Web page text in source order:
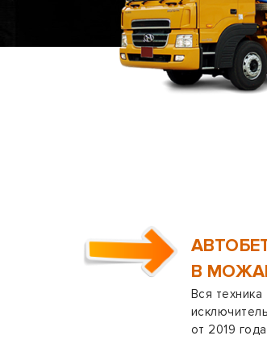
В
Вся техника
от 2019